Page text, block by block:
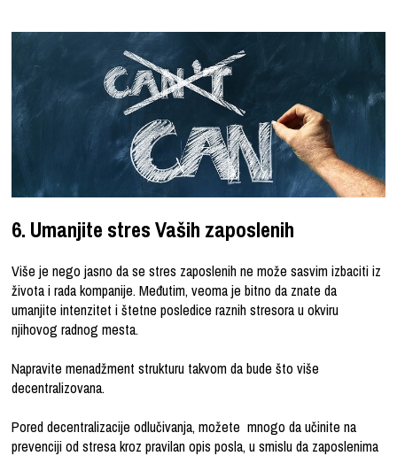
6. Umanjite stres Vaših zaposlenih
Više je nego jasno da se stres zaposlenih ne može sasvim izbaciti iz
života i rada kompanije. Međutim, veoma je bitno da znate da
umanjite intenzitet i štetne posledice raznih stresora u okviru
njihovog radnog mesta.
Napravite menadžment strukturu takvom da bude što više
decentralizovana.
Pored decentralizacije odlučivanja, možete mnogo da učinite na
prevenciji od stresa kroz pravilan opis posla, u smislu da zaposlenima